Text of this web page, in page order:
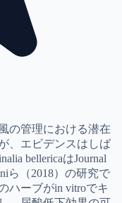
の管理における潜在
、エビデンスはしば
bellericaはJournal
ら（2018）の研究で
ハーブがin vitroでキ